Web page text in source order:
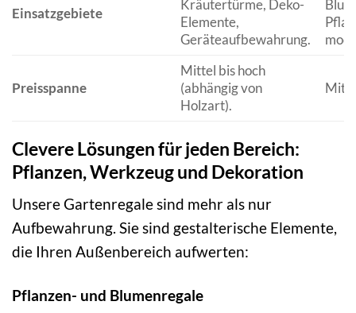
Einsatzgebiete
Kräutertürme, Deko-
Elemente,
Geräteaufbewahrung.
Preisspanne
Mittel bis hoch
(abhängig von
Holzart).
Clevere Lösungen für jeden Bereich:
Pflanzen, Werkzeug und Dekoration
Unsere Gartenregale sind mehr als nur
Aufbewahrung. Sie sind gestalterische Elemente,
die Ihren Außenbereich aufwerten:
Pflanzen- und Blumenregale